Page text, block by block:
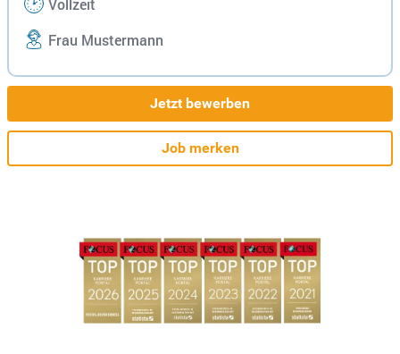
Vollzeit
Frau Mustermann
Jetzt bewerben
Job merken